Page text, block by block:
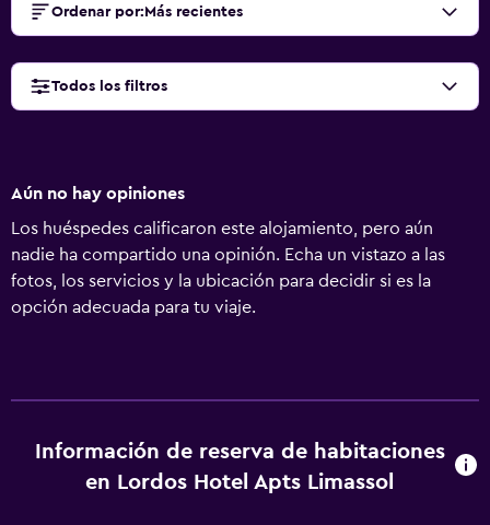
Ordenar por: Más recientes
Todos los filtros
Aún no hay opiniones
Los huéspedes calificaron este alojamiento, pero aún
nadie ha compartido una opinión. Echa un vistazo a las
fotos, los servicios y la ubicación para decidir si es la
opción adecuada para tu viaje.
Información de reserva de habitaciones
en Lordos Hotel Apts Limassol